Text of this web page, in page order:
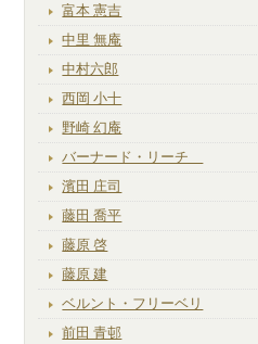
富本 憲吉
中里 無庵
中村六郎
西岡 小十
野崎 幻庵
バーナード・リーチ
濱田 庄司
藤田 喬平
藤原 啓
藤原 建
ベルント・フリーベリ
前田 青邨